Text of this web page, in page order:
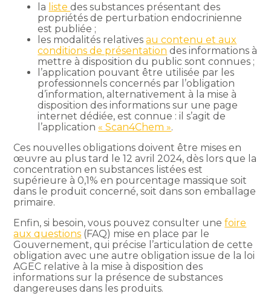
la listedes substances présentant des
propriétés de perturbation endocrinienne
est publiée ;
les modalités relativesau contenu et aux
conditions de présentation des informations à
mettre à disposition du public sont connues ;
l’application pouvant être utilisée par les
professionnels concernés par l’obligation
d’information, alternativement à la mise à
disposition des informations sur une page
internet dédiée, est connue : il s’agit de
l’application « Scan4Chem ».
Ces nouvelles obligations doivent être mises en
œuvre au plus tard le 12 avril 2024, dès lors que la
concentration en substances listées est
supérieure à 0,1% en pourcentage massique soit
dans le produit concerné, soit dans son emballage
primaire.
Enfin, si besoin, vous pouvez consulter unefoire
aux questions (FAQ) mise en place par le
Gouvernement, qui précise l’articulation de cette
obligation avec une autre obligation issue de la loi
AGEC relative à la mise à disposition des
informations sur la présence de substances
dangereuses dans les produits.